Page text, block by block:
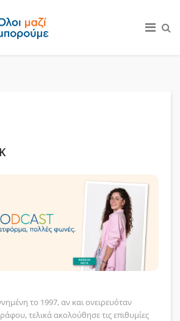
το 1997, αν και ονειρευόταν
τελικά ακολούθησε τις επιθυμίες